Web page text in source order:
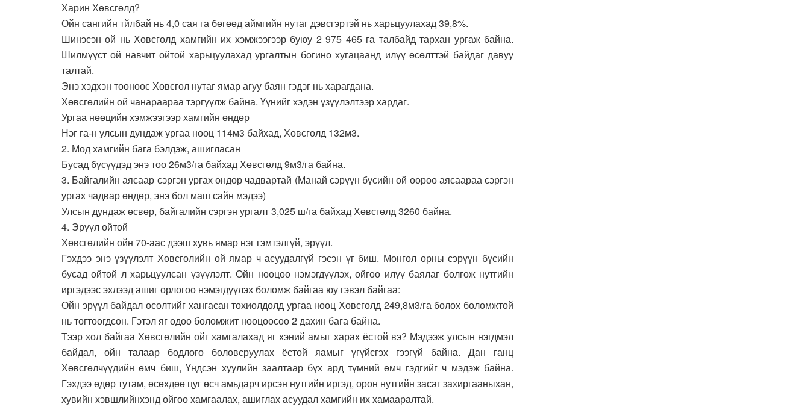
Харин Хөвсгөлд?
Ойн сангийн тйлбай нь 4,0 сая га бөгөөд аймгийн нутаг дэвсгэртэй нь харьцуулахад 39,8%.
Шинэсэн ой нь Хөвсгөлд хамгийн их хэмжээгээр буюу 2 975 465 га талбайд тархан ургаж байна.
Шилмүүст ой навчит ойтой харьцуулахад ургалтын богино хугацаанд илүү өсөлттэй байдаг давуу
талтай.
Энэ хэдхэн тооноос Хөвсгөл нутаг ямар агуу баян гэдэг нь харагдана.
Хөвсгөлийн ой чанараараа тэргүүлж байна. Үүнийг хэдэн үзүүлэлтээр хардаг.
Ургаа нөөцийн хэмжээгээр хамгийн өндөр
Нэг га-н улсын дундаж ургаа нөөц 114м3 байхад, Хөвсгөлд 132м3.
2. Мод хамгийн бага бэлдэж, ашигласан
Бусад бүсүүдэд энэ тоо 26м3/га байхад Хөвсгөлд 9м3/га байна.
3. Байгалийн аясаар сэргэн ургах өндөр чадвартай (Манай сэрүүн бүсийн ой өөрөө аясаараа сэргэн
ургах чадвар өндөр, энэ бол маш сайн мэдээ)
Улсын дундаж өсвөр, байгалийн сэргэн ургалт 3,025 ш/га байхад Хөвсгөлд 3260 байна.
4. Эрүүл ойтой
Хөвсгөлийн ойн 70-аас дээш хувь ямар нэг гэмтэлгүй, эрүүл.
Гэхдээ энэ үзүүлэлт Хөвсгөлийн ой ямар ч асуудалгүй гэсэн үг биш. Монгол орны сэрүүн бүсийн
бусад ойтой л харьцуулсан үзүүлэлт. Ойн нөөцөө нэмэгдүүлэх, ойгоо илүү баялаг болгож нутгийн
иргэдээс эхлээд ашиг орлогоо нэмэгдүүлэх боломж байгаа юу гэвэл байгаа:
Ойн эрүүл байдал өсөлтийг хангасан тохиолдолд ургаа нөөц Хөвсгөлд 249,8м3/га болох боломжтой
нь тогтоогдсон. Гэтэл яг одоо боломжит нөөцөөсөө 2 дахин бага байна.
Тээр хол байгаа Хөвсгөлийн ойг хамгалахад яг хэний амыг харах ёстой вэ? Мэдээж улсын нэгдмэл
байдал, ойн талаар бодлого боловсруулах ёстой яамыг үгүйсгэх гээгүй байна. Дан ганц
Хөвсгөлчүүдийн өмч биш, Үндсэн хуулийн заалтаар бүх ард түмний өмч гэдгийг ч мэдэж байна.
Гэхдээ өдөр тутам, өсөхдөө цуг өсч амьдарч ирсэн нутгийн иргэд, орон нутгийн засаг захиргааныхан,
хувийн хэвшлийнхэнд ойгоо хамгаалах, ашиглах асуудал хамгийн их хамааралтай.